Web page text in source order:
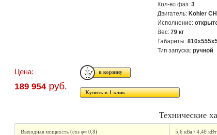
Кол-во фаз: 3
Двигатель: Kohler
Исполнение:
Вес: 79 кг
Габариты:
Тип запуска: ручной
Цена:
189 954 руб.
Купить в 1 клик
Технические
Выходная мощность (cos φ= 0,8) 5,6 кВа / 4,48 кВт